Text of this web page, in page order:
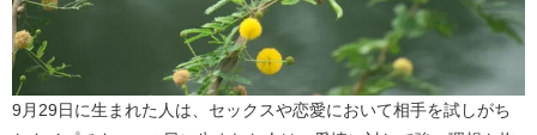
9月29日に生まれた人は、セックスや恋愛において相手を試しがち